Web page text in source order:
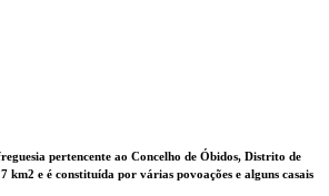
pertencente ao Concelho de Óbidos, Distrito de
km2 e é constituída por várias povoações e alguns casais